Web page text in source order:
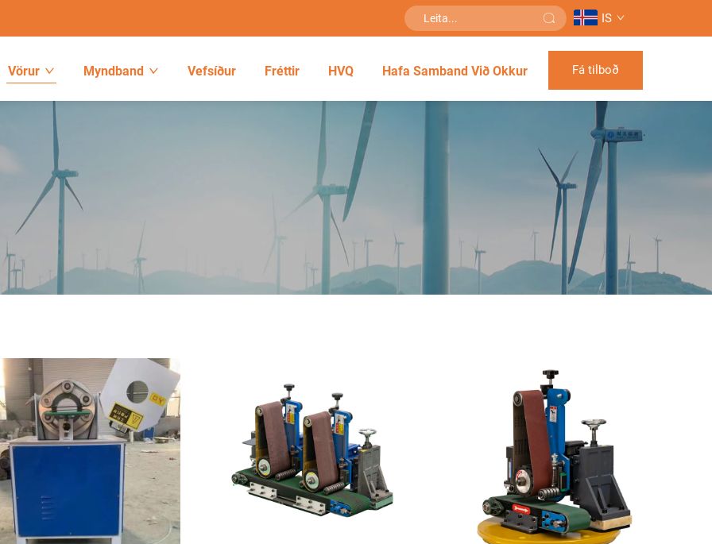
IS
Vörur Myndband Vefsíður Fréttir HVQ Hafa Samband Við Okkur Fá tilboð